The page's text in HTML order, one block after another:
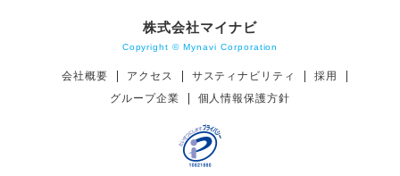
株式会社マイナビ
Copyright © Mynavi Corporation
会社概要 アクセス サスティナビリティ
採用
グループ企業
個人情報保護方針